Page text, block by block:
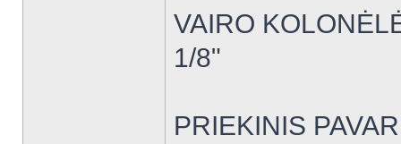
VAIRO
1/8"
PRIEKINIS